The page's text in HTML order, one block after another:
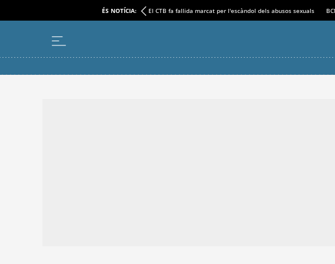
ÉS NOTÍCIA: El CTB fa fallida marcat per l'escàndol dels abusos sexuals